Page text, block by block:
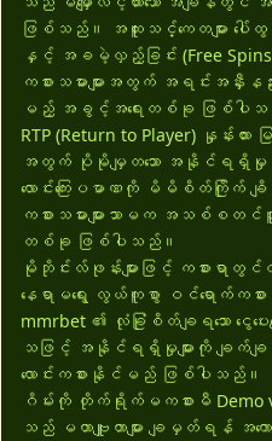
ဖြစ်သည်။ အထူးသင်္ကေတများ ပေါ်ထွက်
နှင့် အခမဲ့လှည့်ခြင်း (Free
ကစားသမားများအတွက် အရင်းအနှီးနည်
မည့် အခွင့်အရေးတစ်ခု ဖြစ်ပါ
RTP (Return to Player) နှုန်းထား မ
အတွက် ပိုမိုမျှတသော အနိုင်ရရှိမှု အလ
လောင်းကြေးပမာဏကို မိမိစိတ်ကြိုက် ခ
ကစားသမားများသာမက အသစ်စတင်သူ
တစ်ခု ဖြစ်ပါသည်။
မိုဘိုင်းလ်ဖုန်းများဖြင့် ကစားရာတွင်
နေရာမရွေး လွယ်ကူစွာ ဝင်ရောက်က
mmrbet ၏ လုံခြုံစိတ်ချရသော ငွေပ
သဖြင့် အနိုင်ရရှိမှုများကို ချက်ခ
လောင်းကစားနိုင်မည် ဖြစ်ပါသည်။
ဂိမ်းကို တိုက်ရိုက်မကစားမီ Demo
သည် မဟာဗျူဟာများ ချမှတ်ရန် အက